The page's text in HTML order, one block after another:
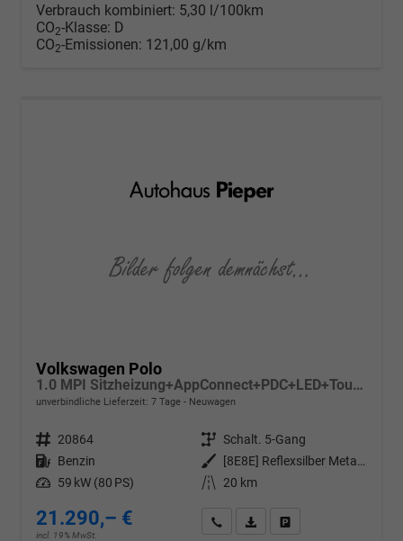
Verbrauch kombiniert: 5,30 l/100km
CO2-Klasse: D
CO2-Emissionen: 121,00 g/km
Volkswagen Polo
1.0 MPI Sitzheizung+AppConnect+PDC+LED+Touch+Lichtsensor+MultiLenkrad
unverbindliche Lieferzeit: 7 Tage Neuwagen
Fahrzeugnr. 20864 Getriebe Schalt. 5-Gang
Kraftstoff Benzin Außenfarbe
[8E8E] Reflexsilber Metallic
Leistung 59 kW (80 PS) Kilometerstand 20 km
21.290,– €
incl. 19% MwSt.
Wir rufen Sie anPDF-Datei, Fahrzeugexposé